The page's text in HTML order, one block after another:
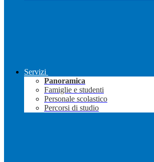
Servizi
Panoramica
Famiglie e studenti
Personale scolastico
Percorsi di studio